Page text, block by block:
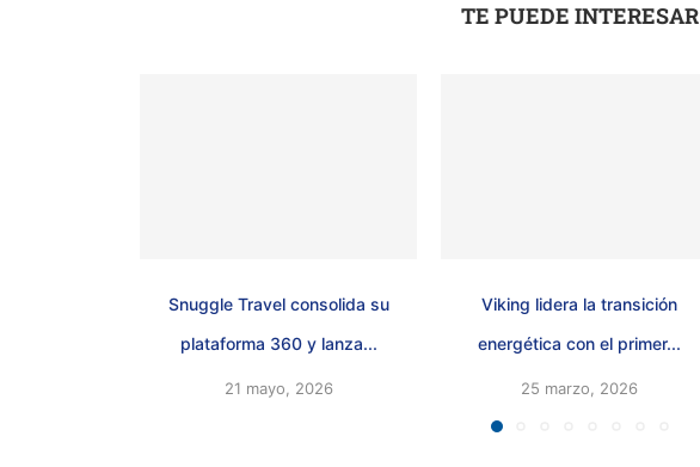
TE PUEDE INTERESAR
Snuggle Travel consolida su
plataforma 360 y lanza...
21 mayo, 2026
Viking lidera la transición
energética con el primer...
25 marzo, 2026